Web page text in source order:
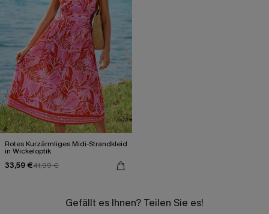
Rotes Kurzärmliges Midi-Strandkleid
in Wickeloptik
33,59 €41,99 €
Gefällt es Ihnen? Teilen Sie es!